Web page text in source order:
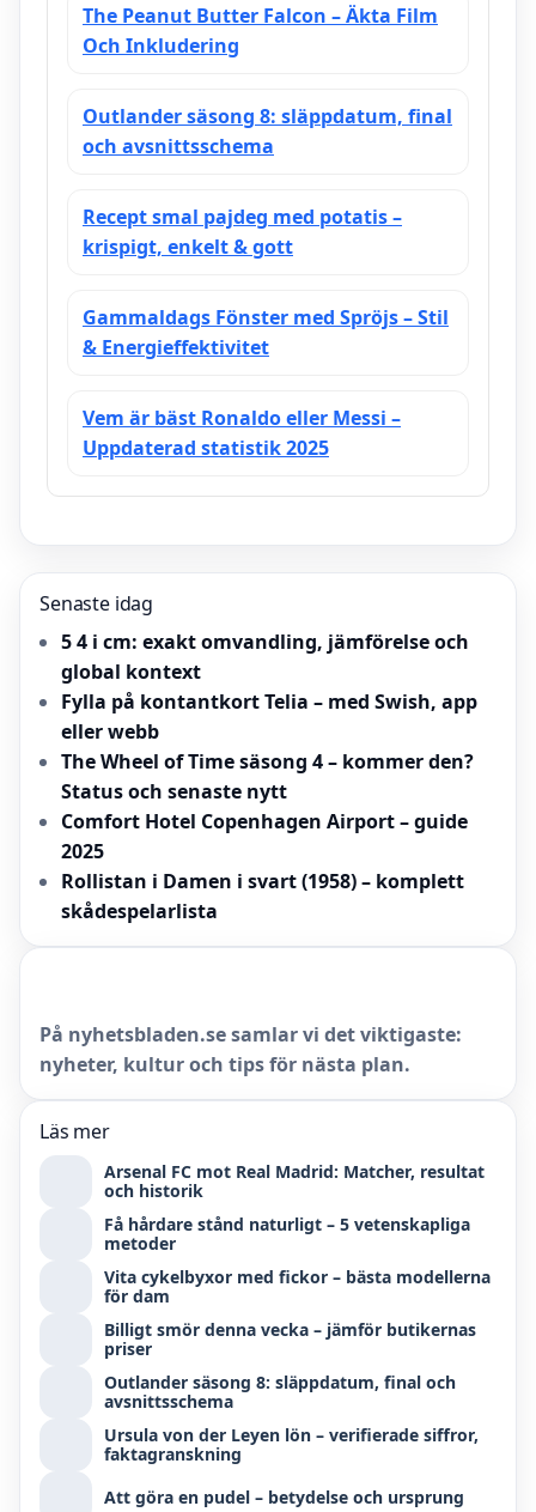
The Peanut Butter Falcon – Äkta Film
Och Inkludering
Outlander säsong 8: släppdatum, final
och avsnittsschema
Recept smal pajdeg med potatis –
krispigt, enkelt & gott
Gammaldags Fönster med Spröjs – Stil
& Energieffektivitet
Vem är bäst Ronaldo eller Messi –
Uppdaterad statistik 2025
Senaste idag
5 4 i cm: exakt omvandling, jämförelse och
global kontext
Fylla på kontantkort Telia – med Swish, app
eller webb
The Wheel of Time säsong 4 – kommer den?
Status och senaste nytt
Comfort Hotel Copenhagen Airport – guide
2025
Rollistan i Damen i svart (1958) – komplett
skådespelarlista
På nyhetsbladen.se samlar vi det viktigaste:
nyheter, kultur och tips för nästa plan.
Läs mer
Arsenal FC mot Real Madrid: Matcher, resultat
och historik
Få hårdare stånd naturligt – 5 vetenskapliga
metoder
Vita cykelbyxor med fickor – bästa modellerna
för dam
Billigt smör denna vecka – jämför butikernas
priser
Outlander säsong 8: släppdatum, final och
avsnittsschema
Ursula von der Leyen lön – verifierade siffror,
faktagranskning
Att göra en pudel – betydelse och ursprung